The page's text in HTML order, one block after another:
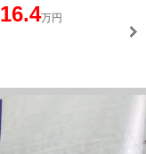
16.4万円